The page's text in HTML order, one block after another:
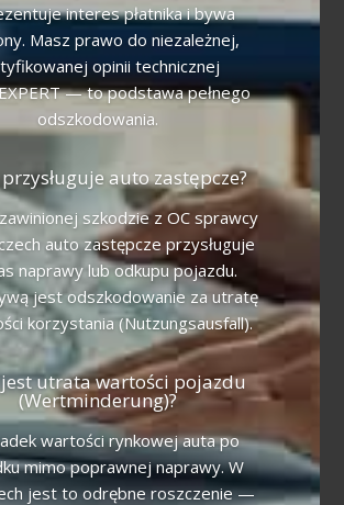
interes płatnika i bywa
Masz prawo do niezależnej,
opinii technicznej
— to podstawa pełnego
odszkodowania.
auto zastępcze?
szkodzie z OC sprawcy
auto zastępcze przysługuje
naprawy lub odkupu pojazdu.
jest odszkodowanie za utratę
korzystania (Nutzungsausfall).
jest utrata wartości pojazdu
(Wertminderung)?
wartości rynkowej auta po
mimo poprawnej naprawy. W
jest to odrębne roszczenie —